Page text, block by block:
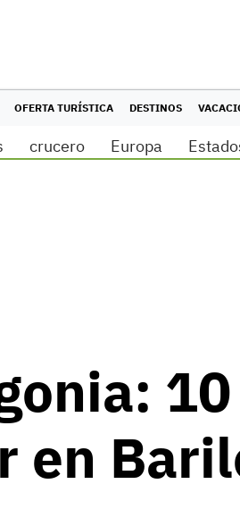
OFERTA TURÍSTICA DESTINOS
crucero Europa
en